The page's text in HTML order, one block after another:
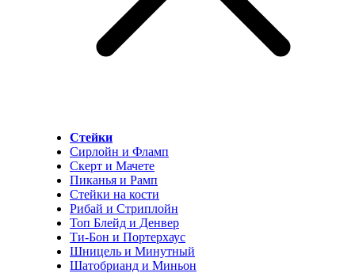
Стейки
Сирлойн и Фламп
Скерт и Мачете
Пиканья и Рамп
Стейки на кости
Рибай и Стриплойн
Топ Блейд и Денвер
Ти-Бон и Портерхаус
Шницель и Минутный
Шатобрианд и Миньон